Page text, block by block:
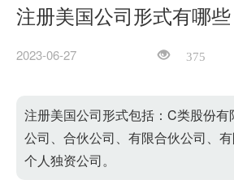
注册美国公司形式有哪些
2023-06-27 375
注册美国公司形式包括：C类股份
公司、合伙公司、有限合伙公司、有
个人独资公司。